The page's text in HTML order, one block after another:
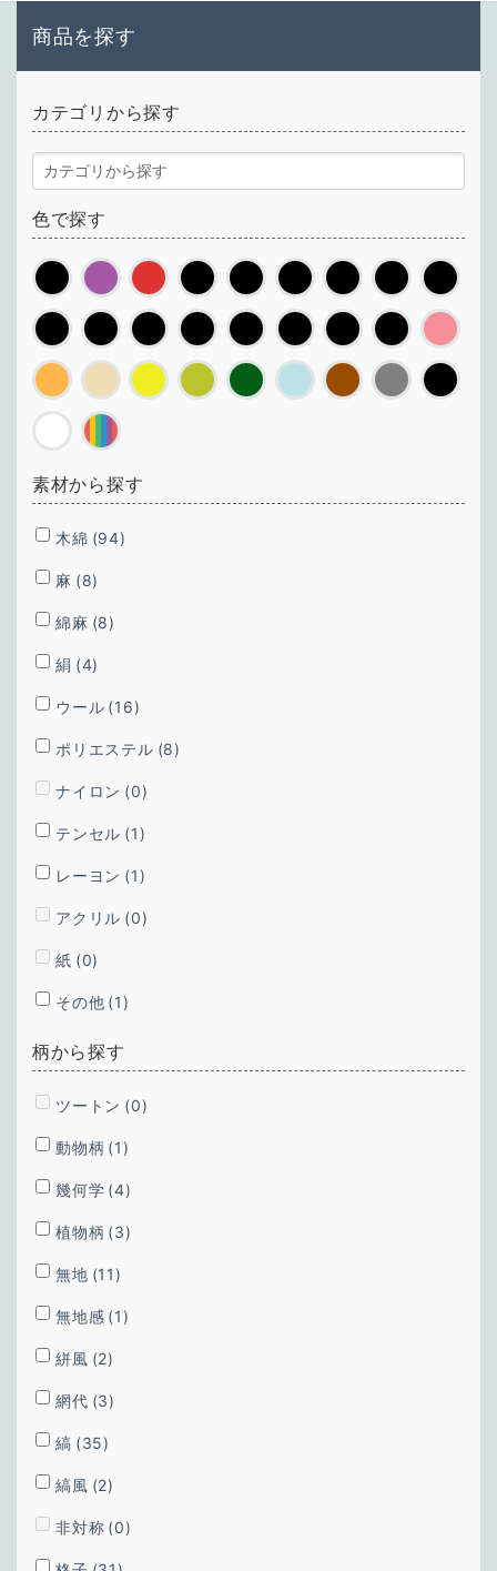
商品を探す
カテゴリから探す
色で探す
素材から探す
木綿 (94)
麻 (8)
綿麻 (8)
絹 (4)
ウール (16)
ポリエステル (8)
ナイロン (0)
テンセル (1)
レーヨン (1)
アクリル (0)
紙 (0)
その他 (1)
柄から探す
ツートン (0)
動物柄 (1)
幾何学 (4)
植物柄 (3)
無地 (11)
無地感 (1)
絣風 (2)
網代 (3)
縞 (35)
縞風 (2)
非対称 (0)